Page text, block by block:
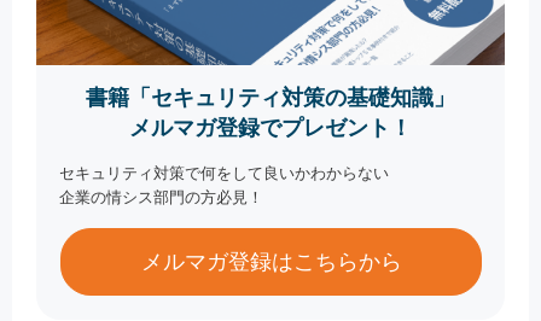
書籍「セキュリティ対策の基礎知識」
メルマガ登録でプレゼント！
セキュリティ対策で何をして良いかわからない
企業の情シス部門の方必見！
メルマガ登録はこちらから